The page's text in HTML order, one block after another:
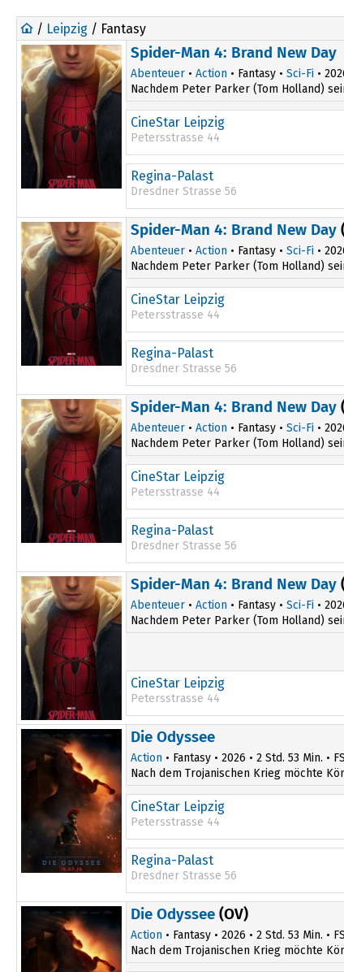
/ Leipzig / Fantasy
Spider-Man 4: Brand New Day
Abenteuer • Action • Fantasy • Sci-Fi •
Nachdem Peter Parker (Tom Holland)
CineStar Leipzig
Petersstrasse 44
13:10
16:40
19:30
Regina-Palast
Dresdner Strasse 56
11:30
Spider-Man 4: Brand New Day
Abenteuer • Action • Fantasy • Sci-Fi •
Nachdem Peter Parker (Tom Holland)
CineStar Leipzig
Petersstrasse 44
16:25
19:45
Regina-Palast
Dresdner Strasse 56
17:30
Spider-Man 4: Brand New Day
Abenteuer • Action • Fantasy • Sci-Fi •
Nachdem Peter Parker (Tom Holland)
CineStar Leipzig
Petersstrasse 44
13:50 20:00
Regina-Palast
Dresdner Strasse 56
Spider-Man 4: Brand New Day
Abenteuer • Action • Fantasy • Sci-Fi •
Nachdem Peter Parker (Tom Holland)
CineStar Leipzig
Petersstrasse 44
Die Odyssee
Action • Fantasy • 2026 • 2 Std. 53 Min. •
Nach dem Trojanischen Krieg möchte
CineStar Leipzig
Petersstrasse 44
13:30
15:40
Regina-Palast
Dresdner Strasse 56
17:15
19:30
Die Odyssee (OV)
Action • Fantasy • 2026 • 2 Std. 53 Min. •
Nach dem Trojanischen Krieg möchte